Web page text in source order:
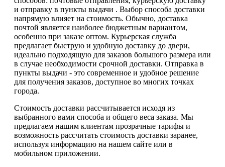
и отправку в пункты выдачи . Выбор способа доставки
напрямую влияет на стоимость. Обычно, доставка
почтой является наиболее бюджетным вариантом,
особенно при заказе оптом. Курьерская служба
предлагает быструю и удобную доставку до двери,
идеально подходящую для заказов большого размера или
в случае необходимости срочной доставки. Отправка в
пункты выдачи - это современное и удобное решение
для получения заказов, доступное во многих точках
города.
Стоимость доставки рассчитывается исходя из
выбранного вами способа и общего веса заказа. Мы
предлагаем нашим клиентам прозрачные тарифы и
возможность рассчитать стоимость доставки заранее,
используя информацию на нашем сайте или в
мобильном приложении.